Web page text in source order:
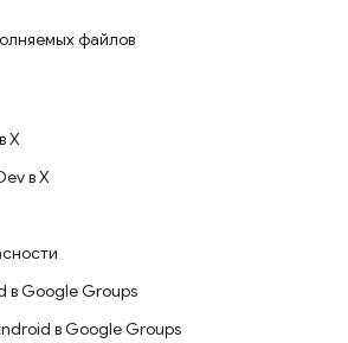
файлов
X
в X
Google Groups
в Google Groups